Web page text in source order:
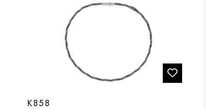
K858